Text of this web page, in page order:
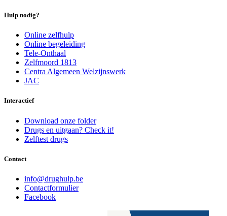
Hulp nodig?
Online zelfhulp
Online begeleiding
Tele-Onthaal
Zelfmoord 1813
Centra Algemeen Welzijnswerk
JAC
Interactief
Download onze folder
Drugs en uitgaan? Check it!
Zelftest drugs
Contact
info@drughulp.be
Contactformulier
Facebook